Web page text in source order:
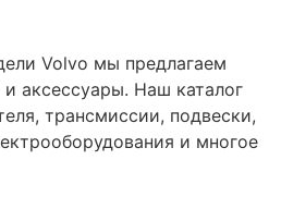
Volvo мы предлагаем
аксессуары. Наш каталог
трансмиссии, подвески,
и многое